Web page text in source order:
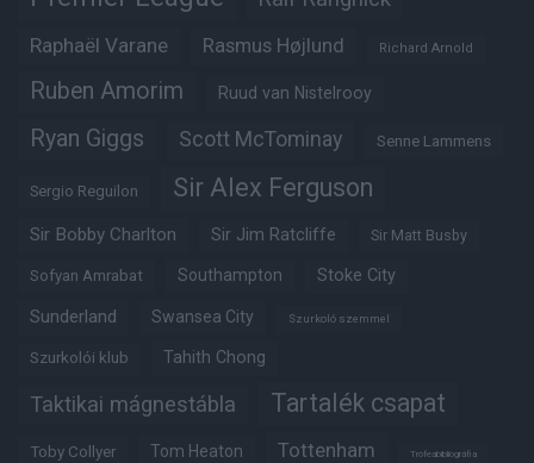
Raphaël Varane Rasmus Højlund Richard Arnold
Ruben Amorim Ruud van Nistelrooy
Ryan Giggs Scott McTominay Senne Lammens
Sergio Reguilon Sir Alex Ferguson
Sir Bobby Charlton Sir Jim Ratcliffe Sir Matt Busby
Sofyan Amrabat Southampton Stoke City
Sunderland Swansea City Szurkoló szemmel
Szurkolói klub Tahith Chong
Taktikai mágnestábla Tartalék csapat
Toby Collyer Tom Heaton Tottenham Trófeabibliográfia